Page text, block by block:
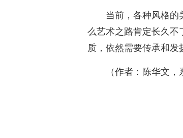
当前，各种风格的
么艺术之路肯定长久不
质，依然需要传承和发
（作者：陈华文